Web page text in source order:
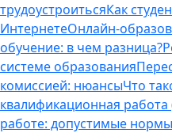
трудоустроитьсяКак
ИнтернетеОнлайн-
обучение: в чем разница?
системе образования
комиссией: нюансыЧто
квалификационная работа
работе: допустимые